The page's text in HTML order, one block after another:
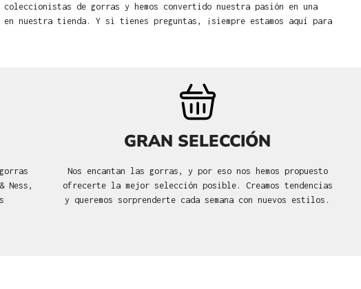
de gorras y hemos convertido nuestra pasión en una
nuestra tienda. Y si tienes preguntas, ¡siempre estamos aquí para
Ness,
GRAN SELECCIÓN
Nos encantan las gorras, y por eso nos hemos propuesto
ofrecerte la mejor selección posible. Creamos tendencias
y queremos sorprenderte cada semana con nuevos estilos.